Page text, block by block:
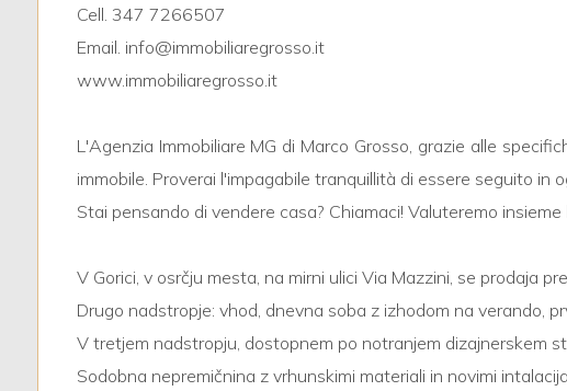
Cell. 347 7266507
Email. info@immobiliaregrosso.it
www.immobiliaregrosso.it
L'Agenzia Immobiliare MG di Marco Grosso, grazie alle
immobile. Proverai l'impagabile tranquillità di essere seguito
Stai pensando di vendere casa? Chiamaci! Valuteremo
V Gorici, v osrčju mesta, na mirni ulici Via Mazzini, se prodaja
Drugo nadstropje: vhod, dnevna soba z izhodom na verando,
V tretjem nadstropju, dostopnem po notranjem dizajnerskem
Sodobna nepremičnina z vrhunskimi materiali in novimi
Camere
minime